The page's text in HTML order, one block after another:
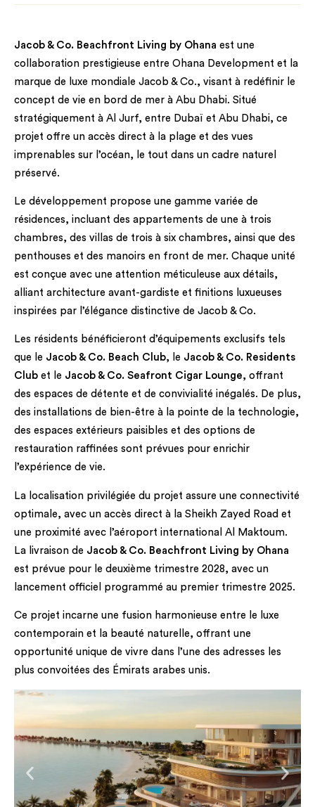
Jacob & Co. Beachfront Living by Ohana est une
collaboration prestigieuse entre Ohana Development et la
marque de luxe mondiale Jacob & Co., visant à redéfinir le
concept de vie en bord de mer à Abu Dhabi. Situé
stratégiquement à Al Jurf, entre Dubaï et Abu Dhabi, ce
projet offre un accès direct à la plage et des vues
imprenables sur l’océan, le tout dans un cadre naturel
préservé.
Le développement propose une gamme variée de
résidences, incluant des appartements de une à trois
chambres, des villas de trois à six chambres, ainsi que des
penthouses et des manoirs en front de mer. Chaque unité
est conçue avec une attention méticuleuse aux détails,
alliant architecture avant-gardiste et finitions luxueuses
inspirées par l’élégance distinctive de Jacob & Co.
Les résidents bénéficieront d’équipements exclusifs tels
que le Jacob & Co. Beach Club, le Jacob & Co. Residents
Club et le Jacob & Co. Seafront Cigar Lounge, offrant
des espaces de détente et de convivialité inégalés. De plus,
des installations de bien-être à la pointe de la technologie,
des espaces extérieurs paisibles et des options de
restauration raffinées sont prévues pour enrichir
l’expérience de vie.
La localisation privilégiée du projet assure une connectivité
optimale, avec un accès direct à la Sheikh Zayed Road et
une proximité avec l’aéroport international Al Maktoum.
La livraison de Jacob & Co. Beachfront Living by Ohana
est prévue pour le deuxième trimestre 2028, avec un
lancement officiel programmé au premier trimestre 2025.
Ce projet incarne une fusion harmonieuse entre le luxe
contemporain et la beauté naturelle, offrant une
opportunité unique de vivre dans l’une des adresses les
plus convoitées des Émirats arabes unis.